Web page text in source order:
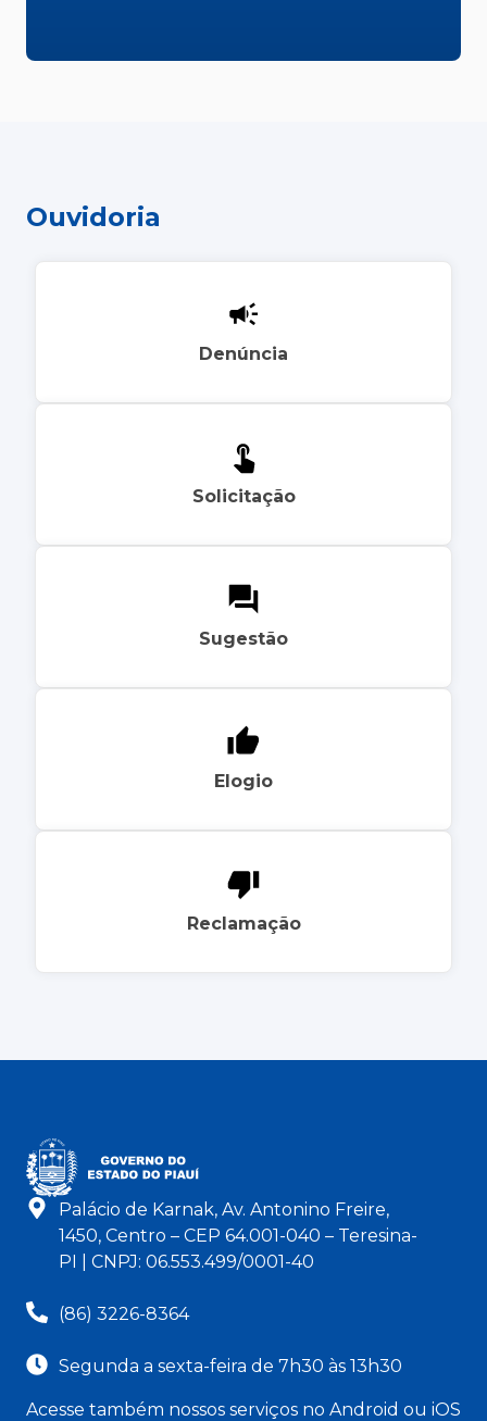
Ouvidoria
Denúncia
Solicitação
Sugestão
Elogio
Reclamação
Palácio de Karnak, Av. Antonino Freire,
1450, Centro – CEP 64.001-040 – Teresina-
PI | CNPJ: 06.553.499/0001-40
(86) 3226-8364
Segunda a sexta-feira de 7h30 às 13h30
Acesse também nossos serviços no Android ou iOS